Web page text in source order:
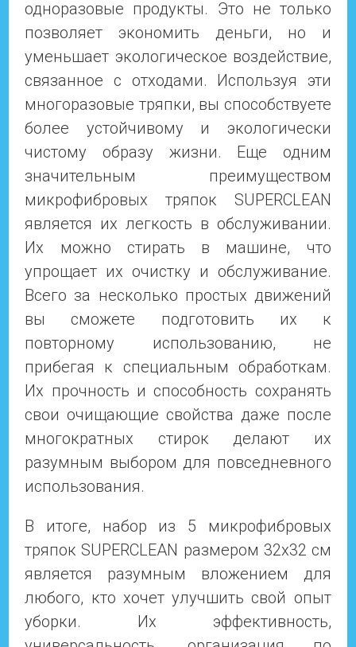
одноразовые продукты. Это не только
позволяет экономить деньги, но и
уменьшает экологическое воздействие,
связанное с отходами. Используя эти
многоразовые тряпки, вы способствуете
более устойчивому и экологически
чистому образу жизни. Еще одним
значительным преимуществом
микрофибровых тряпок SUPERCLEAN
является их легкость в обслуживании.
Их можно стирать в машине, что
упрощает их очистку и обслуживание.
Всего за несколько простых движений
вы сможете подготовить их к
повторному использованию, не
прибегая к специальным обработкам.
Их прочность и способность сохранять
свои очищающие свойства даже после
многократных стирок делают их
разумным выбором для повседневного
использования.
В итоге, набор из 5 микрофибровых
тряпок SUPERCLEAN размером 32x32 см
является разумным вложением для
любого, кто хочет улучшить свой опыт
уборки. Их эффективность,